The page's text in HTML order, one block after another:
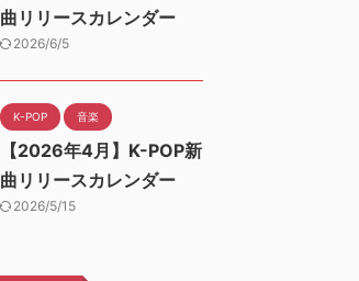
曲リリースカレンダー
2026/6/5
K-POP 音楽
【2026年4月】K-POP新
曲リリースカレンダー
2026/5/15